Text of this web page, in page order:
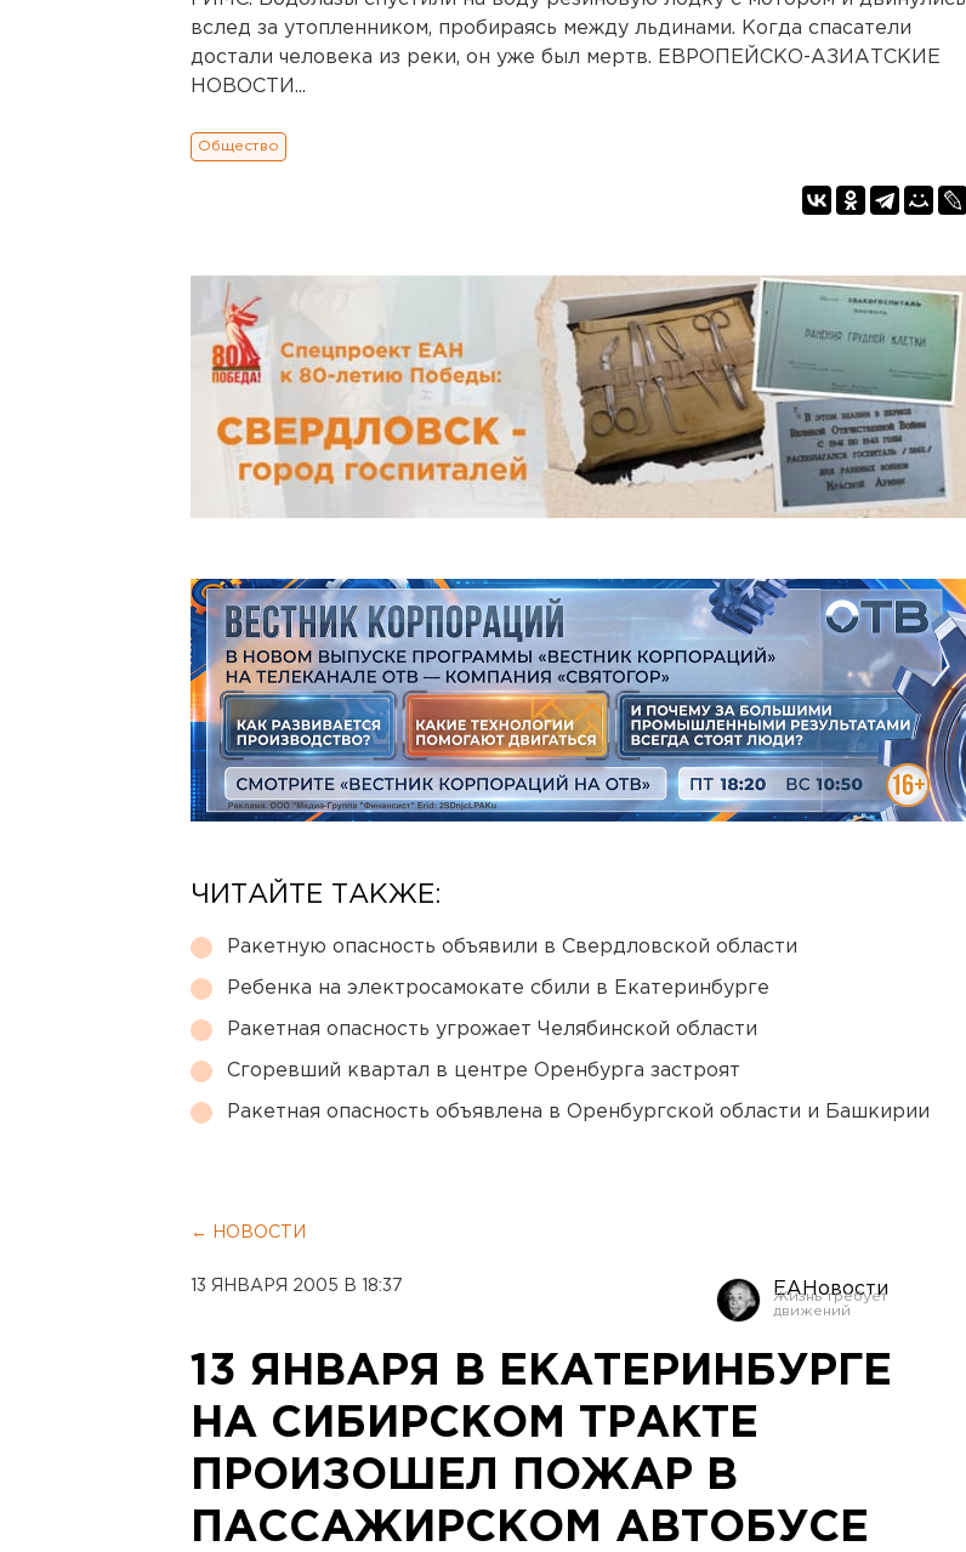
вслед за утопленником, пробираясь между льдинами. Когда спасатели
достали человека из реки, он уже был мертв. ЕВРОПЕЙСКО-АЗИАТСКИЕ
НОВОСТИ...
Общество
ЧИТАЙТЕ ТАКЖЕ:
Ракетную опасность объявили в Свердловской области
Ребенка на электросамокате сбили в Екатеринбурге
Ракетная опасность угрожает Челябинской области
Сгоревший квартал в центре Оренбурга застроят
Ракетная опасность объявлена в Оренбургской области и Башкирии
← НОВОСТИ
13 ЯНВАРЯ 2005 В 18:37 ЕАНовости
13 ЯНВАРЯ В ЕКАТЕРИНБУРГЕ
НА СИБИРСКОМ ТРАКТЕ
ПРОИЗОШЕЛ ПОЖАР В
ПАССАЖИРСКОМ АВТОБУСЕ